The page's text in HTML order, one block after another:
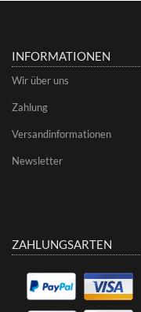
INFORMATIONEN
Wir über uns
Zahlung
Versandinformationen
Newsletter
ZAHLUNGSARTEN